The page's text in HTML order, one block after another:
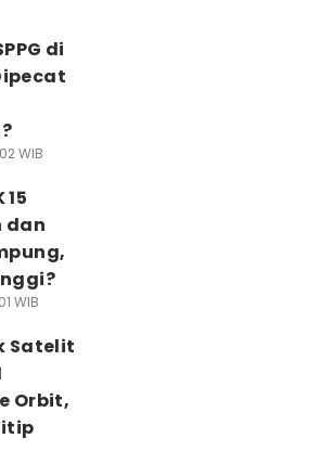
di
WIB
dan
WIB
Satelit
Orbit,